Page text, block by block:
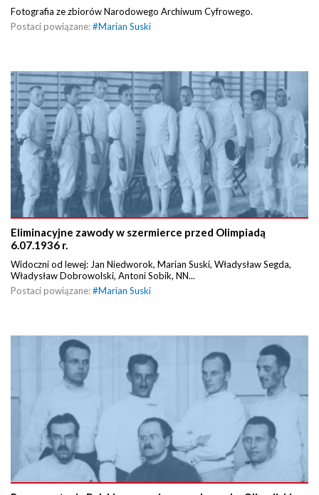
Fotografia ze zbiorów Narodowego Archiwum Cyfrowego.
Postaci powiązane:#Marian Suski
Eliminacyjne zawody w szermierce przed Olimpiadą
6.07.1936 r.
Widoczni od lewej: Jan Niedworok, Marian Suski, Władysław Segda,
Władysław Dobrowolski, Antoni Sobik, NN...
Postaci powiązane:#Marian Suski